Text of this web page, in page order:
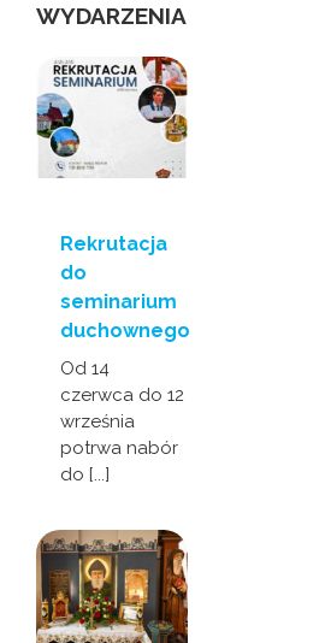
WYDARZENIA
Rekrutacja
do
seminarium
duchownego
Od 14
czerwca do 12
września
potrwa nabór
do [...]